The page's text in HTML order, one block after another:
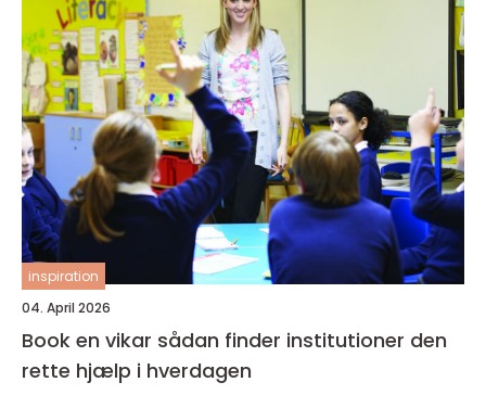
inspiration
04. April 2026
Book en vikar sådan finder institutioner den
rette hjælp i hverdagen